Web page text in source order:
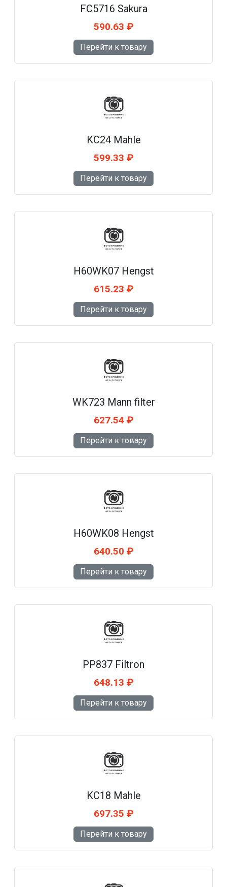
FC5716 Sakura
590.63 ₽
Перейти к товару
KC24 Mahle
599.33 ₽
Перейти к товару
H60WK07 Hengst
615.23 ₽
Перейти к товару
WK723 Mann filter
627.54 ₽
Перейти к товару
H60WK08 Hengst
640.50 ₽
Перейти к товару
PP837 Filtron
648.13 ₽
Перейти к товару
KC18 Mahle
697.35 ₽
Перейти к товару